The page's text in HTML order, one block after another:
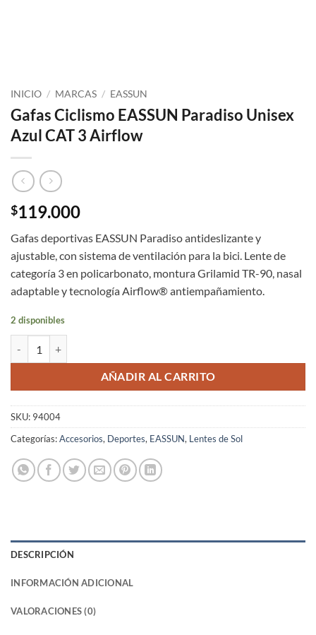
INICIO / MARCAS / EASSUN
Gafas Ciclismo EASSUN Paradiso Unisex
Azul CAT 3 Airflow
$119.000
Gafas deportivas EASSUN Paradiso antideslizante y
ajustable, con sistema de ventilación para la bici. Lente de
categoría 3 en policarbonato, montura Grilamid TR-90, nasal
adaptable y tecnología Airflow® antiempañamiento.
2 disponibles
AÑADIR AL CARRITO
SKU: 94004
Categorías:Accesorios, Deportes, EASSUN, Lentes de Sol
DESCRIPCIÓN
INFORMACIÓN ADICIONAL
VALORACIONES (0)